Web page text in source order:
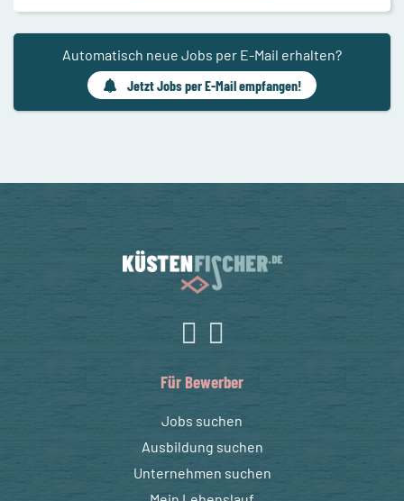
Automatisch neue Jobs per E-Mail erhalten?
Jetzt Jobs per E-Mail empfangen!
Für Bewerber
Jobs suchen
Ausbildung suchen
Unternehmen suchen